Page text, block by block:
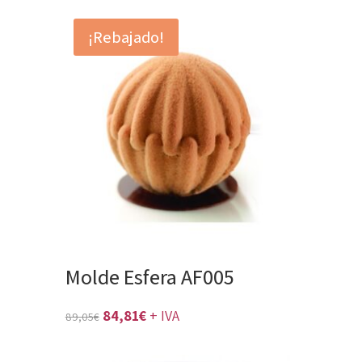
¡Rebajado!
Molde Esfera AF005
89,05€ El
84,81€El+ IVA